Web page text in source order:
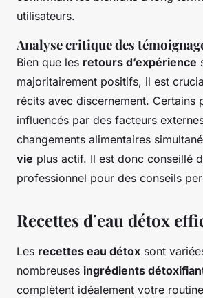
utilisateurs.
Analyse critique des
Bien que les retours d’expérience
majoritairement positifs, il est
récits avec discernement. Certains
influencés par des facteurs
changements alimentaires
vie plus actif. Il est donc conseillé
professionnel pour des conseils
Recettes d’eau détox
Les recettes eau détox sont
nombreuses ingrédients
complètent idéalement votre